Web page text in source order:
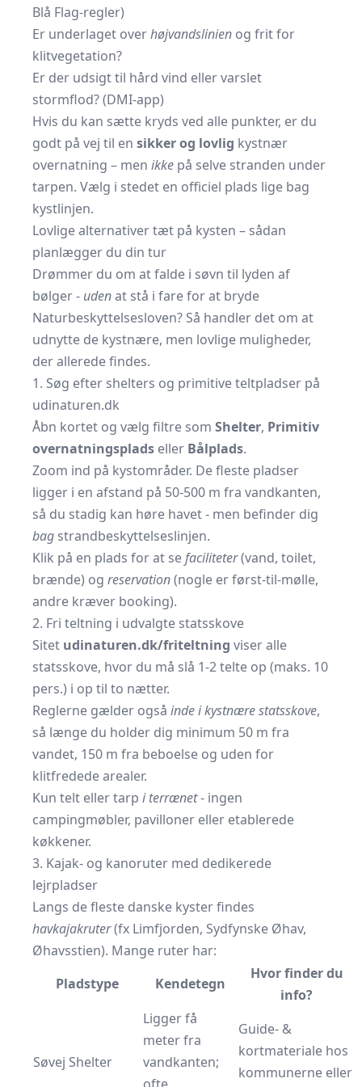
Blå Flag-regler)
Er underlaget overhøjvandslinien og frit for
klitvegetation?
Er der udsigt til hård vind eller varslet
stormflod? (DMI-app)
Hvis du kan sætte kryds ved alle punkter, er du
godt på vej til en sikker og lovlig kystnær
overnatning – men ikke på selve stranden under
tarpen. Vælg i stedet en officiel plads lige bag
kystlinjen.
Lovlige alternativer tæt på kysten – sådan
planlægger du din tur
Drømmer du om at falde i søvn til lyden af
bølger - udenat stå i fare for at bryde
Naturbeskyttelsesloven? Så handler det om at
udnytte de kystnære, men lovlige muligheder,
der allerede findes.
1. Søg efter shelters og primitive teltpladser på
udinaturen.dk
Åbn kortet og vælg filtre som Shelter, Primitiv
overnatningsplads eller Bålplads.
Zoom ind på kystområder. De fleste pladser
ligger i en afstand på 50-500 m fra vandkanten,
så du stadig kan høre havet - men befinder dig
bag strandbeskyttelseslinjen.
Klik på en plads for at sefaciliteter(vand, toilet,
brænde) og reservation(nogle er først-til-mølle,
andre kræver booking).
2. Fri teltning i udvalgte statsskove
Sitet udinaturen.dk/friteltning viser alle
statsskove, hvor du må slå 1-2 telte op (maks. 10
pers.) i op til to nætter.
Reglerne gælder også inde i kystnære statsskove,
så længe du holder dig minimum 50 m fra
vandet, 150 m fra beboelse og uden for
klitfredede arealer.
Kun telt eller tarp i terrænet- ingen
campingmøbler, pavilloner eller etablerede
køkkener.
3. Kajak- og kanoruter med dedikerede
lejrpladser
Langs de fleste danske kyster findes
havkajakruter(fx Limfjorden, Sydfynske Øhav,
Øhavsstien). Mange ruter har:
Pladstype
Kendetegn
Hvor finder du
info?
Søvej Shelter
Ligger få
meter fra
vandkanten;
Guide- &
kortmateriale hos
kommunerne eller